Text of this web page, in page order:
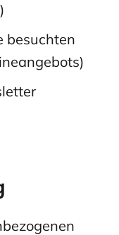
besuchten